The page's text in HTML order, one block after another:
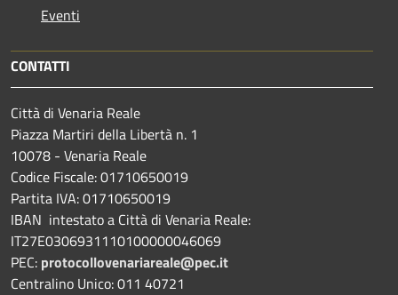
Eventi
CONTATTI
Città di Venaria Reale
Piazza Martiri della Libertà n. 1
10078 - Venaria Reale
Codice Fiscale: 01710650019
Partita IVA: 01710650019
IBAN intestato a Città di Venaria Reale:
IT27E0306931110100000046069
PEC: protocollovenariareale@pec.it
Centralino Unico: 011 40721